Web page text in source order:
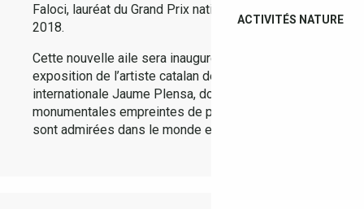
ACTIVITÉS NATURE
Faloci, lauréat du Grand Prix national d’architecture
2018.
Cette nouvelle aile sera inaugurée, avec une
exposition de l’artiste catalan de renommée
internationale Jaume Plensa, dont les sculptures
monumentales empreintes de poésie et d’humanité
sont admirées dans le monde entier.